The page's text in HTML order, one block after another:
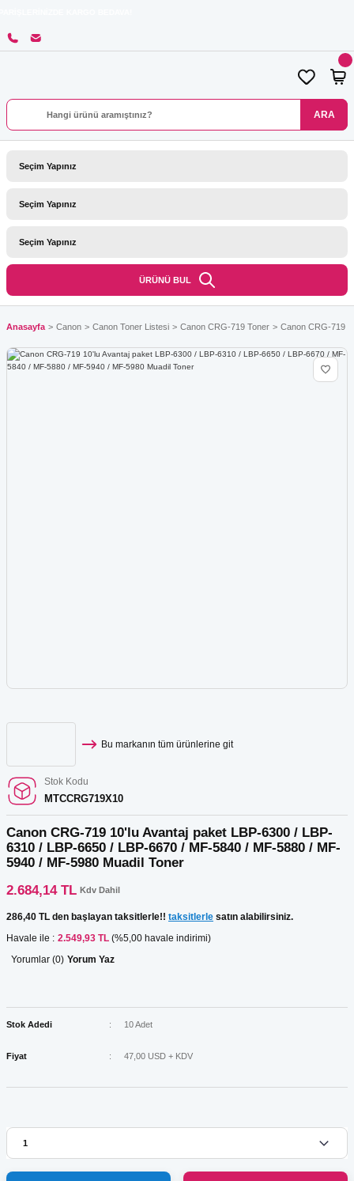
ARA
ÜRÜNÜ BUL
Anasayfa Canon Canon Toner Listesi Canon CRG-719 Toner Canon CRG-719
Bu markanın tüm ürünlerine git
Stok Kodu
MTCCRG719X10
Canon CRG-719 10'lu Avantaj paket LBP-6300 / LBP-
6310 / LBP-6650 / LBP-6670 / MF-5840 / MF-5880 / MF-
5940 / MF-5980 Muadil Toner
2.684,14 TL Kdv Dahil
286,40 TL den başlayan taksitlerle!! taksitlerle satın alabilirsiniz.
Havale ile : 2.549,93 TL (%5,00 havale indirimi)
Yorumlar (0) Yorum Yaz
Stok Adedi 10 Adet
Fiyat 47,00 USD + KDV